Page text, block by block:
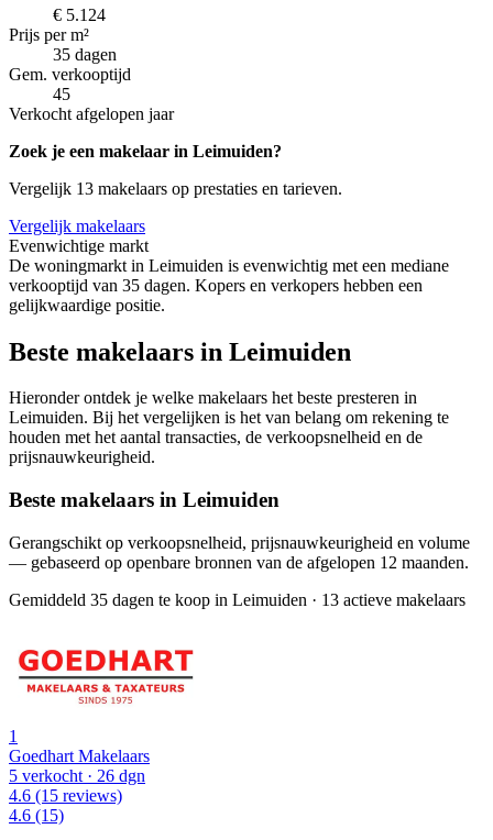
€ 5.124
Prijs per m²
35 dagen
Gem. verkooptijd
45
Verkocht afgelopen jaar
Zoek je een makelaar in Leimuiden?
Vergelijk 13 makelaars op prestaties en tarieven.
Vergelijk makelaars
Evenwichtige markt
De woningmarkt in Leimuiden is evenwichtig met een mediane
verkooptijd van 35 dagen. Kopers en verkopers hebben een
gelijkwaardige positie.
Beste makelaars in Leimuiden
Hieronder ontdek je welke makelaars het beste presteren in
Leimuiden. Bij het vergelijken is het van belang om rekening te
houden met het aantal transacties, de verkoopsnelheid en de
prijsnauwkeurigheid.
Beste makelaars in Leimuiden
Gerangschikt op verkoopsnelheid, prijsnauwkeurigheid en volume
— gebaseerd op openbare bronnen van de afgelopen 12 maanden.
Gemiddeld 35 dagen te koop in Leimuiden · 13 actieve makelaars
1
Goedhart Makelaars
5 verkocht · 26 dgn
4.6 (15 reviews)
4.6 (15)